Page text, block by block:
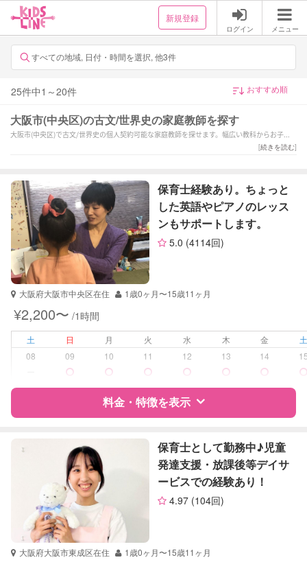
新規登録
ログイン メニュー
すべての地域, 日付・時間を選択, 他3件
25件中1 ～20件
大阪市(中央区)の古文/世界史の家庭教師を探す
大阪市(中央区)で古文/世界史の個人契約可能な家庭教師を探せます。幅広い教科からお子様
[続きを読む]
保育士経験あり。ちょっと
した英語やピアノのレッス
ンもサポートします。
5.0 (4114回)
大阪府大阪市中央区在住 1歳0ヶ月〜15歳11ヶ月
¥2,200〜 /1時間
土 日 月 火 水 木 金
08
09 10 11 12 13 14
料金・特徴を表示
料金 レビュー
サポートの特徴
資格
自治体届出済ベビーシッター
保育士
保育士として勤務中♪児童
発達支援・放課後等デイサ
ービスでの経験あり！
4.97 (104回)
大阪府大阪市東成区在住 1歳0ヶ月〜15歳11ヶ月